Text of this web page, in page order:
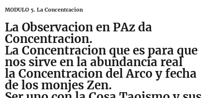
MODULO 5. La Concentracion
La Observacion en PAz da
Concentracion.
La Concentracion que es para que
nos sirve en la abundancia real
la Concentracion del Arco y fecha
de los monjes Zen.